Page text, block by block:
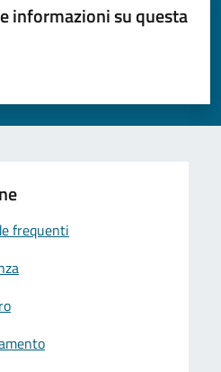
informazioni su questa
su 5
su 5
frequenti